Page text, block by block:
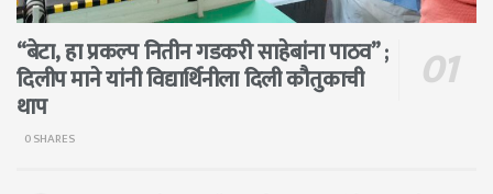
“बेटा, हा प्रकल्प नितीन गडकरी साहेबांना पाठव” ;
दिलीप माने यांनी विद्यार्थिनीला दिली कौतुकाची
थाप
0 SHARES